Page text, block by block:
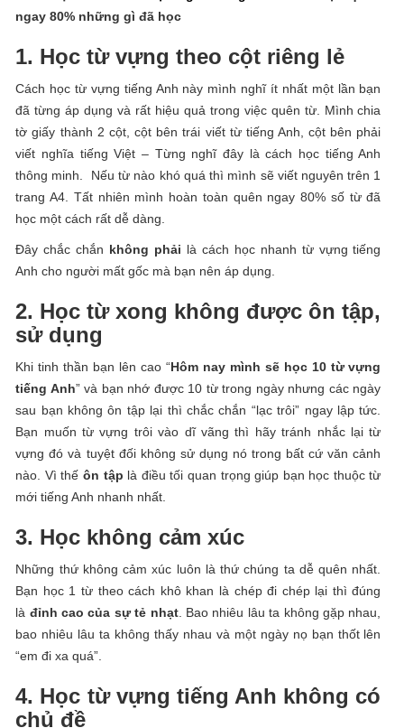
ngay 80% những gì đã học
1. Học từ vựng theo cột riêng lẻ
Cách học từ vựng tiếng Anh này mình nghĩ ít nhất một lần bạn
đã từng áp dụng và rất hiệu quả trong việc quên từ. Mình chia
tờ giấy thành 2 cột, cột bên trái viết từ tiếng Anh, cột bên phải
viết nghĩa tiếng Việt – Từng nghĩ đây là cách học tiếng Anh
thông minh. Nếu từ nào khó quá thì mình sẽ viết nguyên trên 1
trang A4. Tất nhiên mình hoàn toàn quên ngay 80% số từ đã
học một cách rất dễ dàng.
Đây chắc chắn không phải là cách học nhanh từ vựng tiếng
Anh cho người mất gốc mà bạn nên áp dụng.
2. Học từ xong không được ôn tập,
sử dụng
Khi tinh thần bạn lên cao “Hôm nay mình sẽ học 10 từ vựng
tiếng Anh” và bạn nhớ được 10 từ trong ngày nhưng các ngày
sau bạn không ôn tập lại thì chắc chắn “lạc trôi” ngay lập tức.
Bạn muốn từ vựng trôi vào dĩ vãng thì hãy tránh nhắc lại từ
vựng đó và tuyệt đối không sử dụng nó trong bất cứ văn cảnh
nào. Vì thế ôn tập là điều tối quan trọng giúp bạn học thuộc từ
mới tiếng Anh nhanh nhất.
3. Học không cảm xúc
Những thứ không cảm xúc luôn là thứ chúng ta dễ quên nhất.
Bạn học 1 từ theo cách khô khan là chép đi chép lại thì đúng
là đỉnh cao của sự tẻ nhạt. Bao nhiêu lâu ta không gặp nhau,
bao nhiêu lâu ta không thấy nhau và một ngày nọ bạn thốt lên
“em đi xa quá”.
4. Học từ vựng tiếng Anh không có
chủ đề